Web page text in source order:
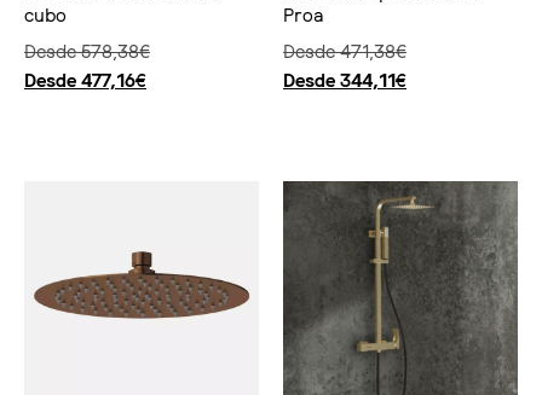
cubo
Desde578,38€
Desde 477,16€
Proa
Desde471,38€
Desde 344,11€